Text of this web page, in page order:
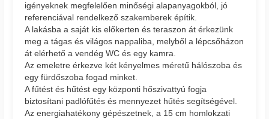
igényeknek megfelelően minőségi alapanyagokból, jó
referenciával rendelkező szakemberek építik.
A lakásba a saját kis előkerten és teraszon át érkezünk
meg a tágas és világos nappaliba, melyből a lépcsőházon
át elérhető a vendég WC és egy kamra.
Az emeletre érkezve két kényelmes méretű hálószoba és
egy fürdőszoba fogad minket.
A fűtést és hűtést egy központi hőszivattyú fogja
biztosítani padlófűtés és mennyezet hűtés segítségével.
Az energiahatékony gépészetnek, a 15 cm homlokzati